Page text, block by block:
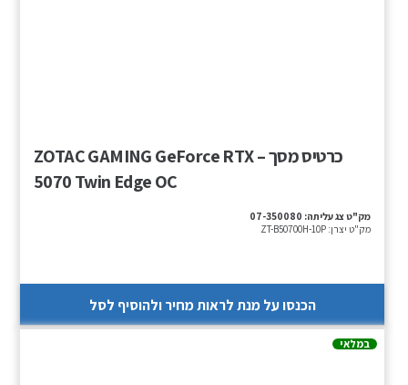
כרטיס מסך – ZOTAC GAMING GeForce RTX
5070 Twin Edge OC
מק"ט צג עליתה: 07-350080
מק"ט יצרן: ZT-B50700H-10P
הכנסו על מנת לראות מחיר ולהוסיף לסל
במלאי